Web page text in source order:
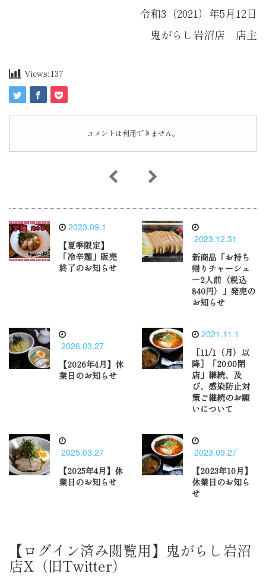
令和3（2021）年5月12日
鬼がらし岩沼店 店主
Views: 137
コメントは利用できません。
2023.09.1
【夏季限定】
「冷辛麺」販売
終了のお知らせ
2023.12.31
新商品「お持ち
帰りチャーシュ
ー2人前（税込
840円）」発売の
お知らせ
2026.03.27
【2026年4月】休
業日のお知らせ
2021.11.1
［11/1（月）以
降］「20:00閉
店」継続、及
び、感染防止対
策ご継続のお願
いについて
2025.03.27
【2025年4月】休
業日のお知らせ
2023.09.27
【2023年10月】
休業日のお知ら
せ
【ログイン済み閲覧用】鬼がらし岩沼
店X（旧Twitter）